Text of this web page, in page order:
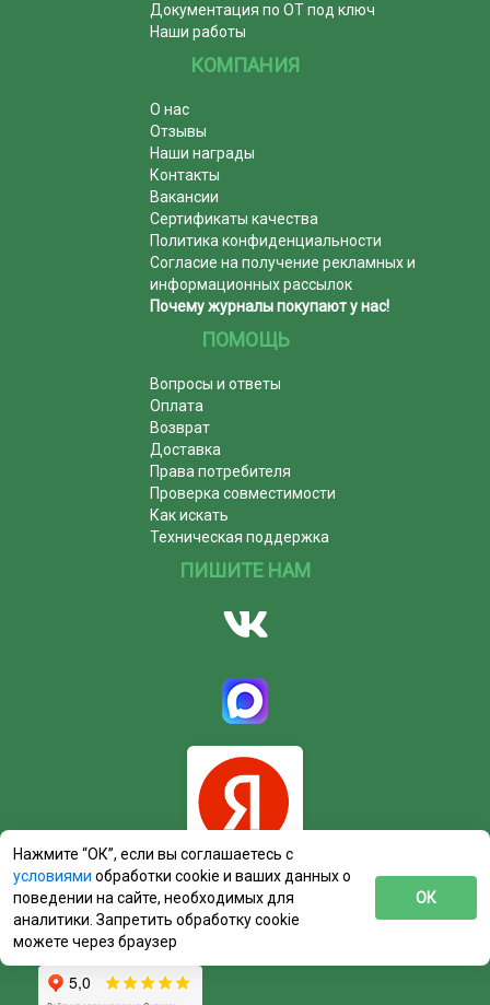
Документация по ОТ под ключ
Наши работы
КОМПАНИЯ
О нас
Отзывы
Наши награды
Контакты
Вакансии
Сертификаты качества
Политика конфиденциальности
Согласие на получение рекламных и
информационных рассылок
Почему журналы покупают у нас!
ПОМОЩЬ
Вопросы и ответы
Оплата
Возврат
Доставка
Права потребителя
Проверка совместимости
Как искать
Техническая поддержка
ПИШИТЕ НАМ
Нажмите “ОК”, если вы соглашаетесь с
условиями обработки cookie и ваших данных о
поведении на сайте, необходимых для
аналитики. Запретить обработку cookie
можете через браузер
ОК